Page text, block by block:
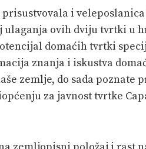
i veleposlanica
ovih dviju tvrtki u
domaćih tvrtki
znanja i iskustva
zemlje, do sada poznate
za javnost tvrtke